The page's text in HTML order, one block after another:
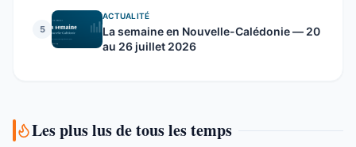
5
ACTUALITÉ
La semaine en Nouvelle-Calédonie — 20
au 26 juillet 2026
Les plus lus de tous les temps